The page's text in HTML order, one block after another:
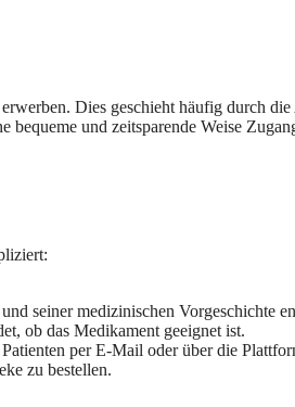
Dies geschieht häufig durch
bequeme und zeitsparende Weise
seiner medizinischen Vorgeschichte
ob das Medikament geeignet ist.
per E-Mail oder über die
zu bestellen.